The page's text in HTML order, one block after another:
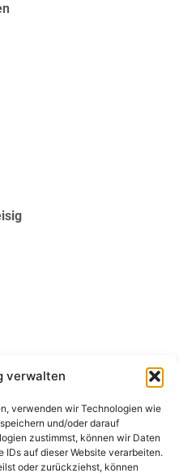
verwalten
verwenden wir Technologien wie
und/oder darauf
zustimmst, können wir Daten
auf dieser Website verarbeiten.
oder zurückziehst, können